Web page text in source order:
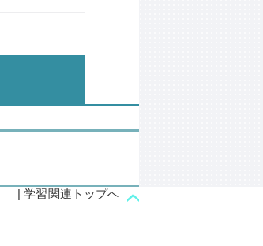
| 学習関連トップへ